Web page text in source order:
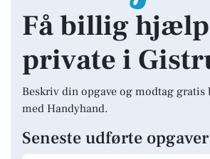
Få billig
private i
Beskriv din opgave og modtag gratis
med Handyhand.
Seneste udførte opgaver